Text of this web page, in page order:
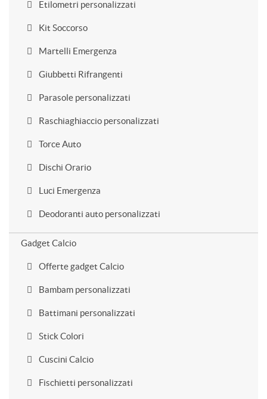
Etilometri personalizzati
Kit Soccorso
Martelli Emergenza
Giubbetti Rifrangenti
Parasole personalizzati
Raschiaghiaccio personalizzati
Torce Auto
Dischi Orario
Luci Emergenza
Deodoranti auto personalizzati
Gadget Calcio
Offerte gadget Calcio
Bambam personalizzati
Battimani personalizzati
Stick Colori
Cuscini Calcio
Fischietti personalizzati